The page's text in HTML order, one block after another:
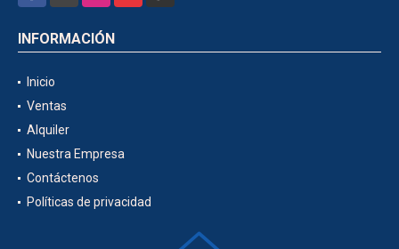
INFORMACIÓN
Inicio
Ventas
Alquiler
Nuestra Empresa
Contáctenos
Políticas de privacidad